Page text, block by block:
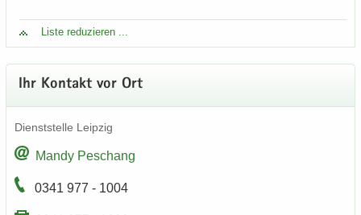
Liste re­du­zie­ren ...
Ihr Kon­takt vor Ort
Dienst­stel­le Leip­zig
Mandy Peschang
0341 977 - 1004